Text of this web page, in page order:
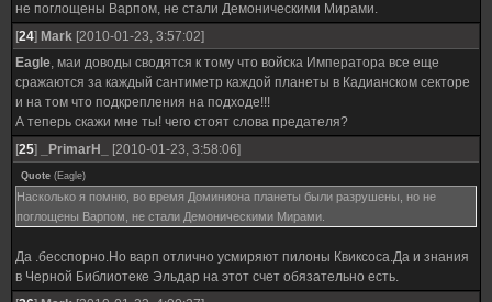
не поглощены Варпом, не стали Демоническими Мирами.
[24] Mark [2010-01-23, 3:57:02]
Eagle, маи доводы сводятся к тому что войска Императора все еще
сражаются за каждый сантиметр каждой планеты в Кадианском секторе
и на том что подкрепления на подходе!!!
А теперь скажи мне ты! чего стоят слова предателя?
[25] _PrimarH_ [2010-01-23, 3:58:06]
Quote (Eagle)
Насколько я помню, во время Доминиона планеты были разрушены, но не
поглощены Варпом, не стали Демоническими Мирами.
Да .бесспорно.Но варп отлично усмиряют пилоны Квиксоса.Да и знания
в Черной Библиотеке Эльдар на этот счет обязательно есть.